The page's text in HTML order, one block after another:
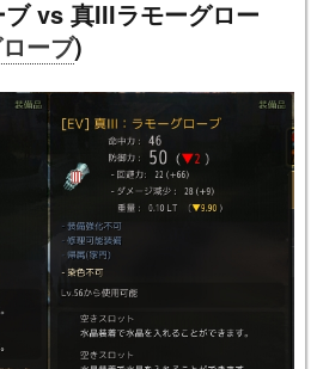
ブ vs 真IIIラモーグロー
ーブ)